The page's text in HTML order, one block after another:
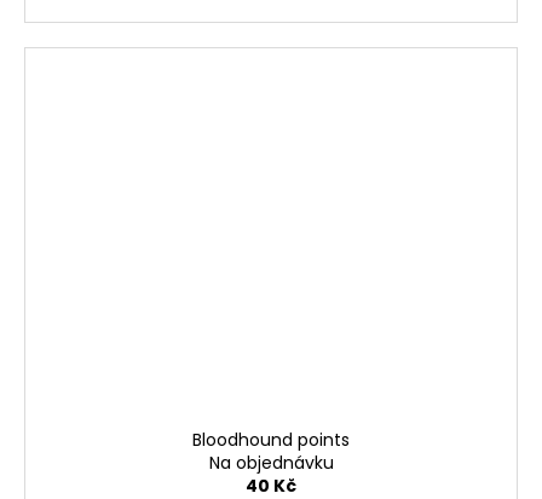
Bloodhound points
Na objednávku
40 Kč